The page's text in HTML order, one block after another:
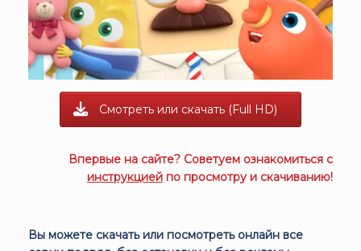
Смотреть или скачать (Full HD)
Впервые на сайте? Советуем ознакомиться с
инструкцией по просмотру и скачиванию!
Вы можете скачать или посмотреть онлайн все